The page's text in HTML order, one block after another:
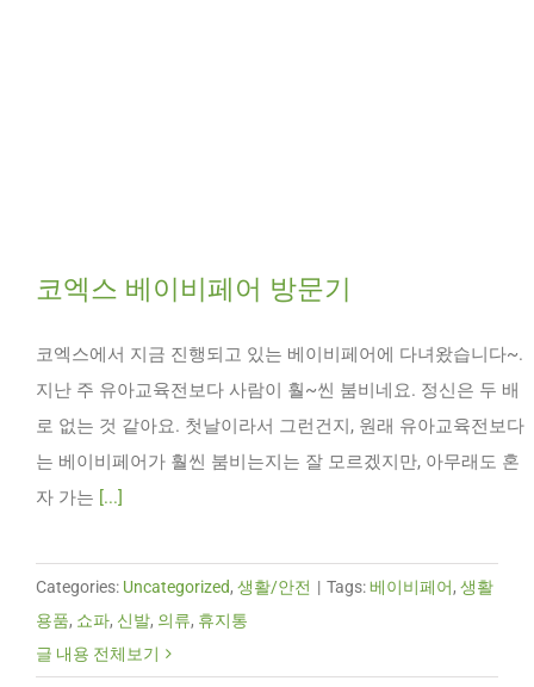
코엑스 베이비페어 방문기
코엑스에서 지금 진행되고 있는 베이비페어에 다녀왔습니다~.
지난 주 유아교육전보다 사람이 훨~씬 붐비네요. 정신은 두 배
로 없는 것 같아요. 첫날이라서 그런건지, 원래 유아교육전보다
는 베이비페어가 훨씬 붐비는지는 잘 모르겠지만, 아무래도 혼
자 가는 [...]
Categories: Uncategorized, 생활/안전 | Tags:베이비페어, 생활
용품, 쇼파, 신발, 의류, 휴지통
글 내용 전체보기